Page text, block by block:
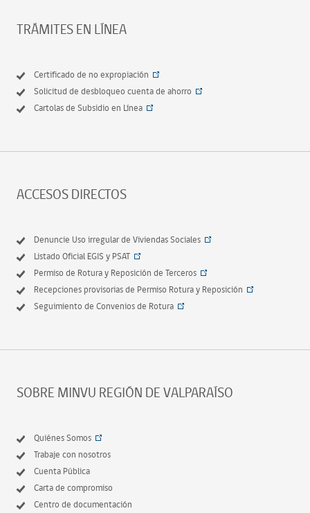
TRÁMITES EN LÍNEA
Certificado de no expropiación
Solicitud de desbloqueo cuenta de ahorro
Cartolas de Subsidio en Línea
ACCESOS DIRECTOS
Denuncie Uso irregular de Viviendas Sociales
Listado Oficial EGIS y PSAT
Permiso de Rotura y Reposición de Terceros
Recepciones provisorias de Permiso Rotura y Reposición
Seguimiento de Convenios de Rotura
SOBRE MINVU REGIÓN DE VALPARAÍSO
Quiénes Somos
Trabaje con nosotros
Cuenta Pública
Carta de compromiso
Centro de documentación